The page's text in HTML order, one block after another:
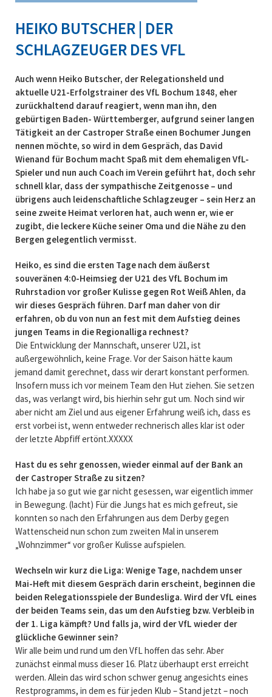
HEIKO BUTSCHER | DER
SCHLAGZEUGER DES VFL
Auch wenn Heiko Butscher, der Relegationsheld und
aktuelle U21-Erfolgstrainer des VfL Bochum 1848, eher
zurückhaltend darauf reagiert, wenn man ihn, den
gebürtigen Baden- Württemberger, aufgrund seiner langen
Tätigkeit an der Castroper Straße einen Bochumer Jungen
nennen möchte, so wird in dem Gespräch, das David
Wienand für Bochum macht Spaß mit dem ehemaligen VfL-
Spieler und nun auch Coach im Verein geführt hat, doch sehr
schnell klar, dass der sympathische Zeitgenosse – und
übrigens auch leidenschaftliche Schlagzeuger – sein Herz an
seine zweite Heimat verloren hat, auch wenn er, wie er
zugibt, die leckere Küche seiner Oma und die Nähe zu den
Bergen gelegentlich vermisst.
Heiko, es sind die ersten Tage nach dem äußerst
souveränen 4:0-Heimsieg der U21 des VfL Bochum im
Ruhrstadion vor großer Kulisse gegen Rot Weiß Ahlen, da
wir dieses Gespräch führen. Darf man daher von dir
erfahren, ob du von nun an fest mit dem Aufstieg deines
jungen Teams in die Regionalliga rechnest?
Die Entwicklung der Mannschaft, unserer U21, ist
außergewöhnlich, keine Frage. Vor der Saison hätte kaum
jemand damit gerechnet, dass wir derart konstant performen.
Insofern muss ich vor meinem Team den Hut ziehen. Sie setzen
das, was verlangt wird, bis hierhin sehr gut um. Noch sind wir
aber nicht am Ziel und aus eigener Erfahrung weiß ich, dass es
erst vorbei ist, wenn entweder rechnerisch alles klar ist oder
der letzte Abpfiff ertönt.XXXXX
Hast du es sehr genossen, wieder einmal auf der Bank an
der Castroper Straße zu sitzen?
Ich habe ja so gut wie gar nicht gesessen, war eigentlich immer
in Bewegung. (lacht) Für die Jungs hat es mich gefreut, sie
konnten so nach den Erfahrungen aus dem Derby gegen
Wattenscheid nun schon zum zweiten Mal in unserem
„Wohnzimmer“ vor großer Kulisse aufspielen.
Wechseln wir kurz die Liga: Wenige Tage, nachdem unser
Mai-Heft mit diesem Gespräch darin erscheint, beginnen die
beiden Relegationsspiele der Bundesliga. Wird der VfL eines
der beiden Teams sein, das um den Aufstieg bzw. Verbleib in
der 1. Liga kämpft? Und falls ja, wird der VfL wieder der
glückliche Gewinner sein?
Wir alle beim und rund um den VfL hoffen das sehr. Aber
zunächst einmal muss dieser 16. Platz überhaupt erst erreicht
werden. Allein das wird schon schwer genug angesichts eines
Restprogramms, in dem es für jeden Klub – Stand jetzt – noch